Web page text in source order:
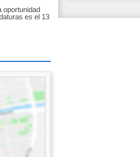
es el 13